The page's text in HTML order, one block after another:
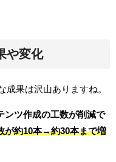
や変化
成果は沢山ありますね。
ンツ作成の工数が削減で
が約10本→約30本まで増